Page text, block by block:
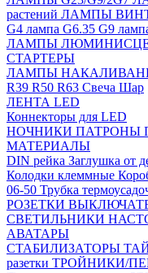
растений ЛАМПЫ
G4 лампа G6.35 G9
ЛАМПЫ
СТАРТЕРЫ
ЛАМПЫ
R39 R50 R63 Свеча Шар
ЛЕНТА LED
Коннекторы для LED
НОЧНИКИ ПАТРОНЫ
МАТЕРИАЛЫ
DIN рейка Заглушка от
Колодки клеммные
06-50 Трубка
РОЗЕТКИ
СВЕТИЛЬНИКИ
АВАТАРЫ
СТАБИЛИЗАТОРЫ
разетки ТРОЙНИКИ/